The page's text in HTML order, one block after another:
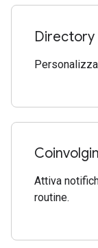
Directory
Attiva
routine.